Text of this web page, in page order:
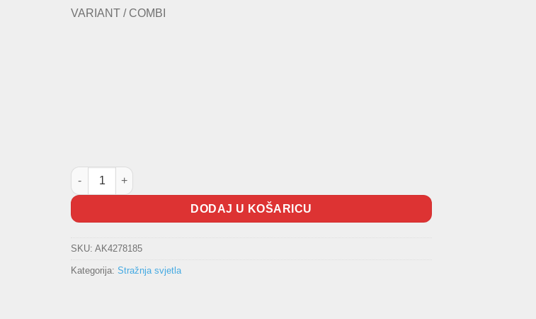
VARIANT / COMBI
Stražnja lampa Passat količina
DODAJ U KOŠARICU
SKU: AK4278185
Kategorija: Stražnja svjetla